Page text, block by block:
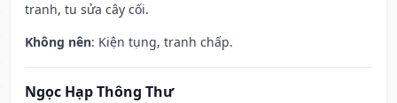
tranh, tu sửa cây cối.
Không nên: Kiện tụng, tranh chấp.
Ngọc Hạp Thông Thư